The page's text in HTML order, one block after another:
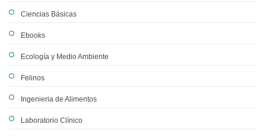
Ciencias Básicas
Ebooks
Ecología y Medio Ambiente
Felinos
Ingenieria de Alimentos
Laboratorio Clínico